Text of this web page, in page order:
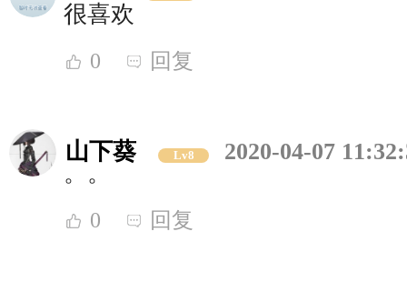
很喜欢
0 回复
山下葵 Lv8
2020-04-07
。。
0 回复